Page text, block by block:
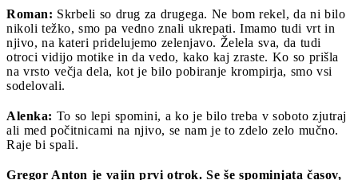
Roman: Skrbeli so drug za drugega. Ne bom rekel, da ni bilo
nikoli težko, smo pa vedno znali ukrepati. Imamo tudi vrt in
njivo, na kateri pridelujemo zelenjavo. Želela sva, da tudi
otroci vidijo motike in da vedo, kako kaj zraste. Ko so prišla
na vrsto večja dela, kot je bilo pobiranje krompirja, smo vsi
sodelovali.
Alenka: To so lepi spomini, a ko je bilo treba v soboto zjutraj
ali med počitnicami na njivo, se nam je to zdelo zelo mučno.
Raje bi spali.
Gregor Anton je vajin prvi otrok. Se še spominjata časov,